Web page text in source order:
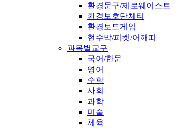
환경문구/제로웨이스트
환경보호단체티
환경보드게임
현수막/피켓/어깨띠
과목별교구
국어/한문
영어
수학
사회
과학
미술
체육